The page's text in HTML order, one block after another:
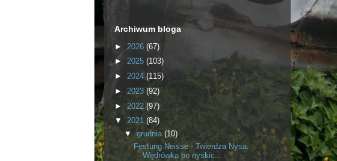
Archiwum bloga
► 2026 (67)
► 2025 (103)
► 2024 (115)
► 2023 (92)
► 2022 (97)
▼ 2021 (84)
▼grudnia (10)
Festung Neisse - Twierdza Nysa.
Wędrówka po nyskic...